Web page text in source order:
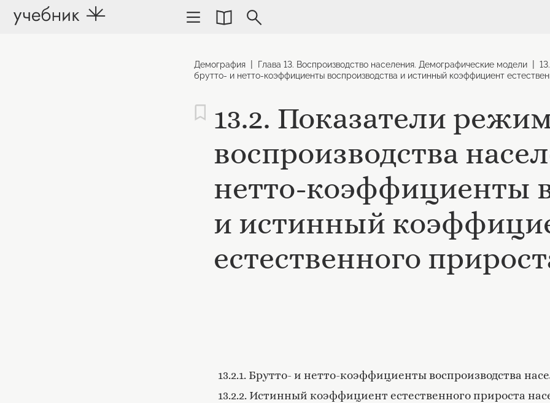
Демография | Глава 13. Воспроизводство населения. Демографические модели |
брутто- и нетто-коэффициенты воспроизводства и истинный коэффициент
13.2. Показатели
воспроизводства
нетто-коэффициенты
и истинный
естественного
13.2.1. Брутто- и нетто-коэффициенты воспроизводства
13.2.2. Истинный коэффициент естественного прироста